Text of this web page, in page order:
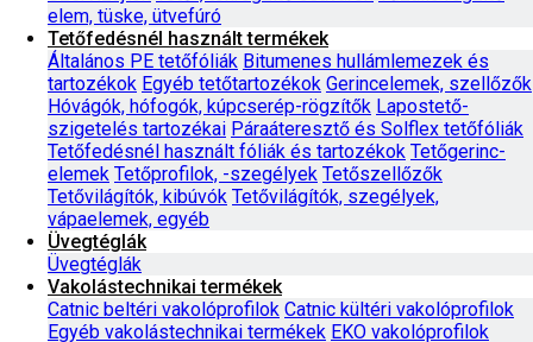
elem, tüske, ütvefúró
Tetőfedésnél használt termékek
Általános PE tetőfóliák Bitumenes hullámlemezek és
tartozékok Egyéb tetőtartozékok Gerincelemek, szellőzők
Hóvágók, hófogók, kúpcserép-rögzítők Lapostető-
szigetelés tartozékai Páraáteresztő és Solflex tetőfóliák
Tetőfedésnél használt fóliák és tartozékok Tetőgerinc-
elemek Tetőprofilok, -szegélyek Tetőszellőzők
Tetővilágítók, kibúvók Tetővilágítók, szegélyek,
vápaelemek, egyéb
Üvegtéglák
Üvegtéglák
Vakolástechnikai termékek
Catnic beltéri vakolóprofilok Catnic kültéri vakolóprofilok
Egyéb vakolástechnikai termékek EKO vakolóprofilok